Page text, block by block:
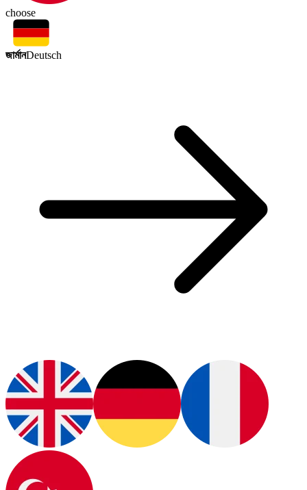
choose
জার্মানDeutsch